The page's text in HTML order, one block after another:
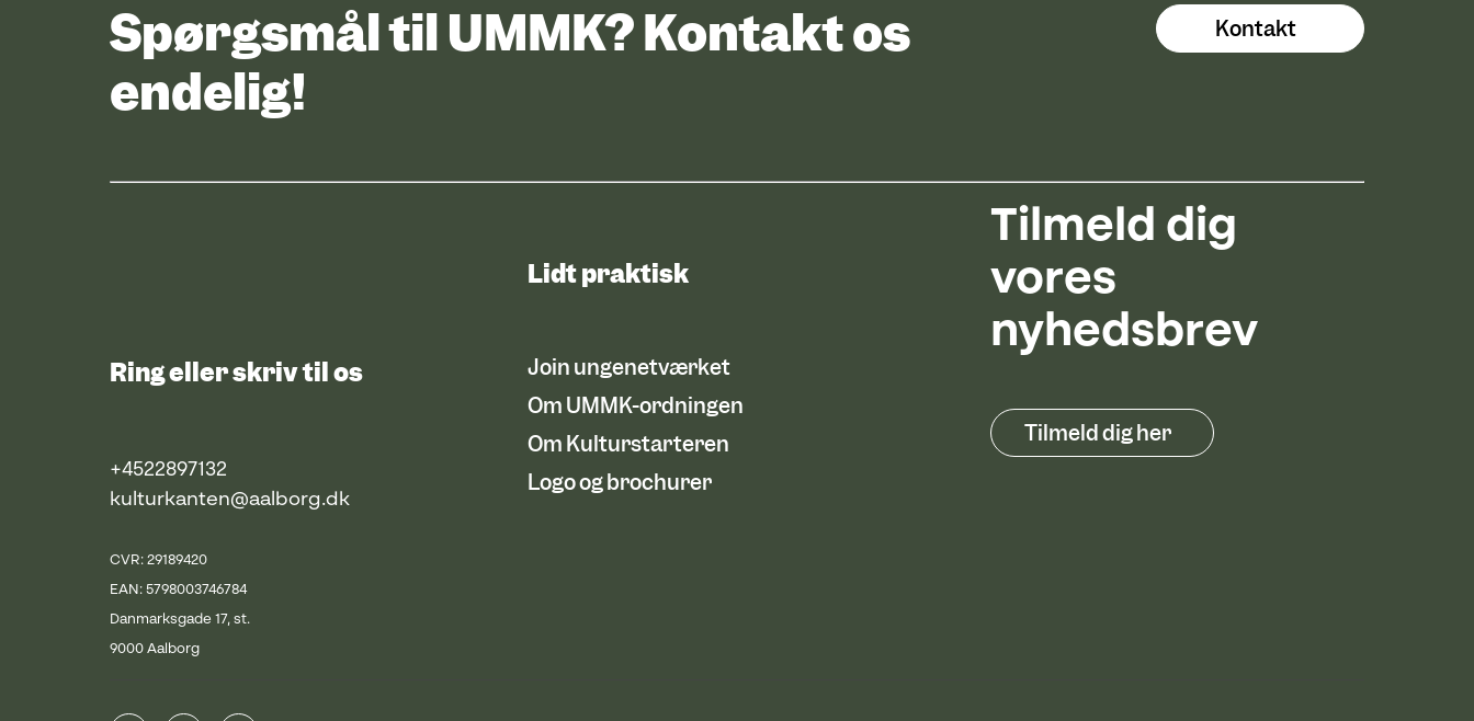
Spørgsmål til UMMK? Kontakt os
endelig!
Kontakt
Ring eller skriv til os
+4522897132
kulturkanten@aalborg.dk
CVR: 29189420
EAN: 5798003746784
Danmarksgade 17, st.
9000 Aalborg
Lidt praktisk
Join ungenetværket
Om UMMK-ordningen
Om Kulturstarteren
Logo og brochurer
Tilmeld dig
vores
nyhedsbrev
Tilmeld dig her